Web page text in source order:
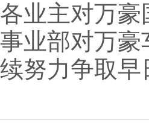
各业主对万
事业部对万
续努力争取